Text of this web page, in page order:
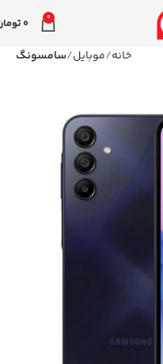
0
0
خانه موبایل سامسونگ